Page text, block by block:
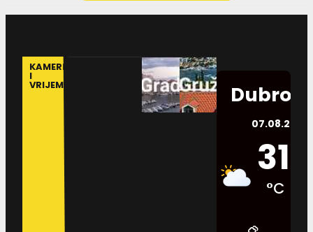
KAMERE
I
VRIJEME
07.08.2026.
31
°C